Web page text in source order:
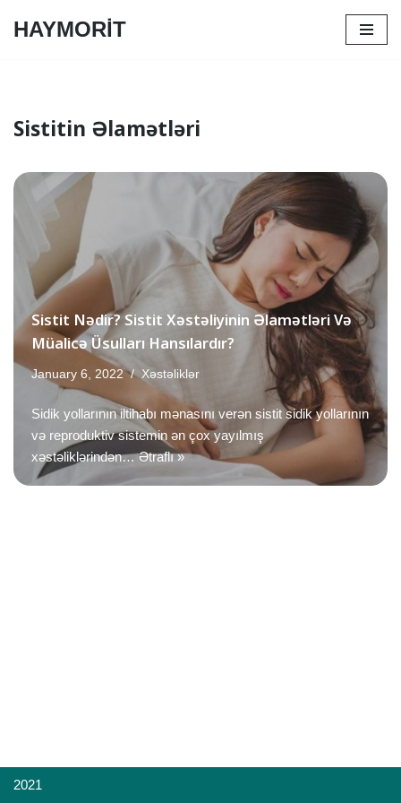
HAYMORİT
Sistitin Əlamətləri
Sistit Nədir? Sistit Xəstəliyinin Əlamətləri Və
Müalicə Üsulları Hansılardır?
January 6, 2022 Xəstəliklər
Sidik yollarının iltihabı mənasını verən sistit sidik yollarının
və reproduktiv sistemin ən çox yayılmış
xəstəliklərindən…Ətraflı »
2021